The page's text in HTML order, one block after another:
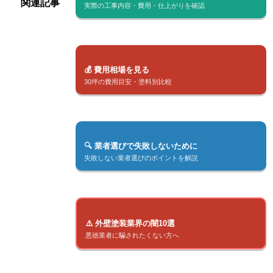
関連記事 実際の工事内容・費用・仕上がりを確認
💰 費用相場を見る
30坪の費用目安・塗料別比較
🔍 業者選びで失敗しないために
失敗しない業者選びのポイントを解説
⚠️ 外壁塗装業界の闇10選
悪徳業者に騙されたくない方へ